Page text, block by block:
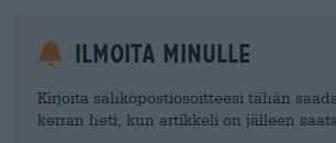
Ilmoita minulle
Kirjoita sähköpostiosoitteesi tähän
kerran heti, kun artikkeli on jälleen